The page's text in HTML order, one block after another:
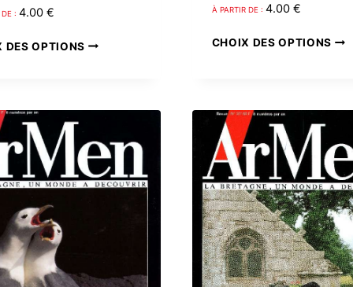
DE : 4.00 €
DES OPTIONS
plusieurs
Les
options
peuvent
la
À PARTIR DE : 4.00 €
CHOIX DES OPTIONS